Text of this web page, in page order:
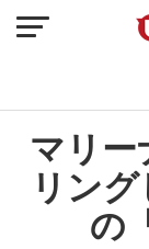
マリ
リン
の